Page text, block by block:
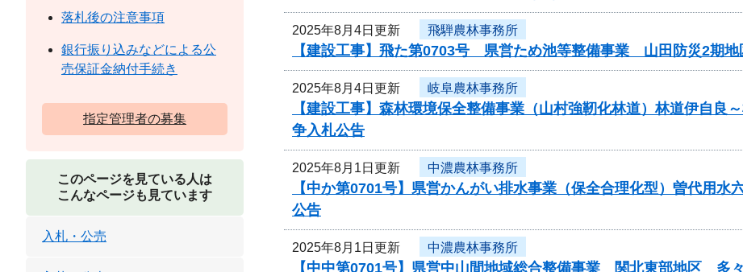
2025年8月4日更新 飛騨農林事務所
【建設工事】飛た第0703号 県営ため池等整備事業 山田防災2期
2025年8月4日更新 岐阜農林事務所
【建設工事】森林環境保全整備事業（山村強靭化林道）林道伊自良
争入札公告
2025年8月1日更新 中濃農林事務所
【中か第0701号】県営かんがい排水事業（保全合理化型）曽代用
公告
2025年8月1日更新 中濃農林事務所
【中中第0701号】県営中山間地域総合整備事業 関北東部地区 多
落札後の注意事項
銀行振り込みなどによる公
売保証金納付手続き
指定管理者の募集
このページを見ている人は
こんなページも見ています
入札・公売